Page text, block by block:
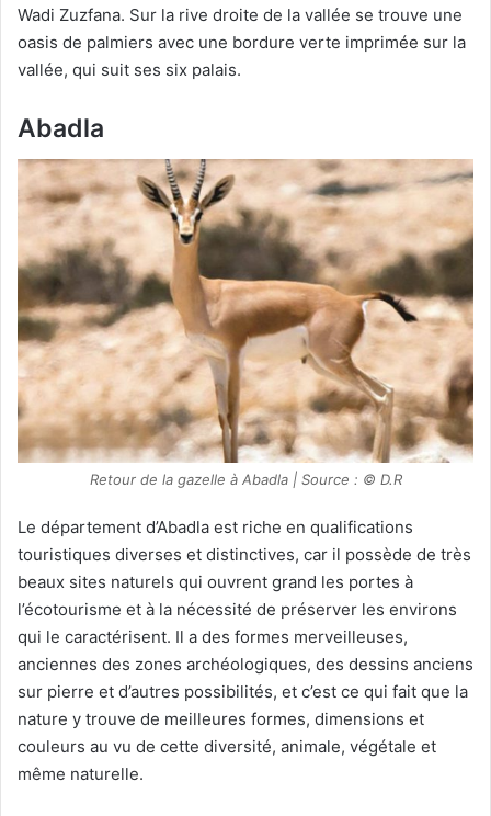
Wadi Zuzfana. Sur la rive droite de la vallée se trouve une
oasis de palmiers avec une bordure verte imprimée sur la
vallée, qui suit ses six palais.
Abadla
Retour de la gazelle à Abadla | Source : © D.R
Le département d’Abadla est riche en qualifications
touristiques diverses et distinctives, car il possède de très
beaux sites naturels qui ouvrent grand les portes à
l’écotourisme et à la nécessité de préserver les environs
qui le caractérisent. Il a des formes merveilleuses,
anciennes des zones archéologiques, des dessins anciens
sur pierre et d’autres possibilités, et c’est ce qui fait que la
nature y trouve de meilleures formes, dimensions et
couleurs au vu de cette diversité, animale, végétale et
même naturelle.